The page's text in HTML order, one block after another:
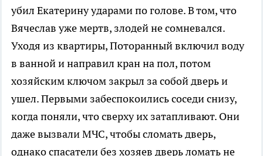
убил Екатерину ударами по голове. В том, что
Вячеслав уже мертв, злодей не сомневался.
Уходя из квартиры, Поторанный включил воду
в ванной и направил кран на пол, потом
хозяйским ключом закрыл за собой дверь и
ушел. Первыми забеспокоились соседи снизу,
когда поняли, что сверху их затапливают. Они
даже вызвали МЧС, чтобы сломать дверь,
однако спасатели без хозяев дверь ломать не